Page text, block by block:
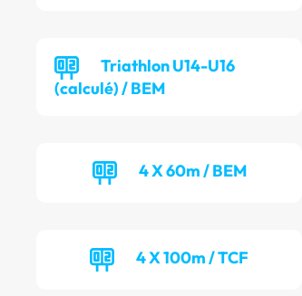
Triathlon U14-U16
(calculé) / BEM
4 X 60m / BEM
4 X 100m / TCF